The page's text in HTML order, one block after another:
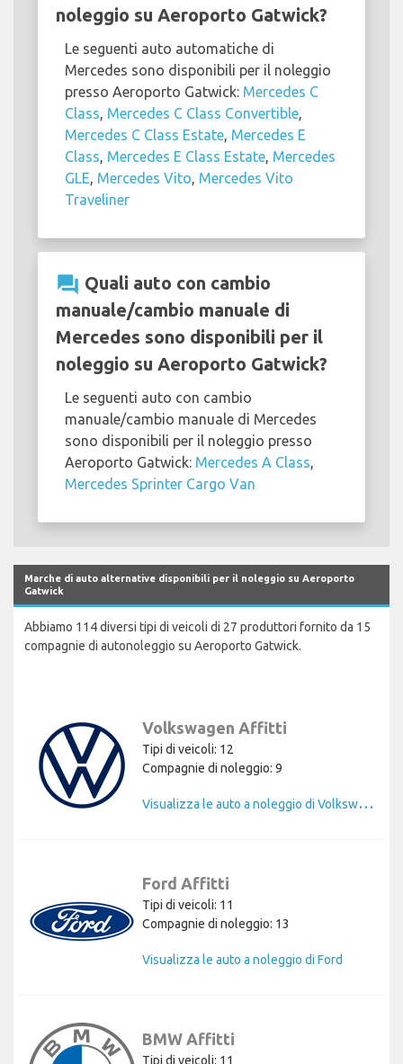
noleggio su Aeroporto Gatwick?
Le seguenti auto automatiche di
Mercedes sono disponibili per il noleggio
presso Aeroporto Gatwick: Mercedes C
Class, Mercedes C Class Convertible,
Mercedes C Class Estate, Mercedes E
Class, Mercedes E Class Estate, Mercedes
GLE, Mercedes Vito, Mercedes Vito
Traveliner
question_answer Quali auto con cambio
manuale/cambio manuale di
Mercedes sono disponibili per il
noleggio su Aeroporto Gatwick?
Le seguenti auto con cambio
manuale/cambio manuale di Mercedes
sono disponibili per il noleggio presso
Aeroporto Gatwick: Mercedes A Class,
Mercedes Sprinter Cargo Van
Marche di auto alternative disponibili per il noleggio su Aeroporto
Gatwick
Abbiamo 114 diversi tipi di veicoli di 27 produttori fornito da 15
compagnie di autonoleggio su Aeroporto Gatwick.
Volkswagen Affitti
Tipi di veicoli: 12
Compagnie di noleggio: 9
V
isualizza le auto a noleggio di Volkswagen
Ford Affitti
Tipi di veicoli: 11
Compagnie di noleggio: 13
Visualizza le auto a noleggio di Ford
BMW Affitti
Tipi di veicoli: 11